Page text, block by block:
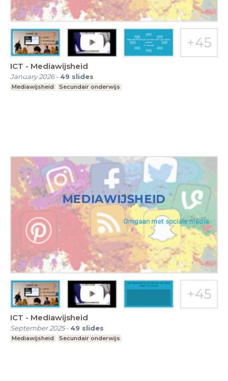
ICT - Mediawijsheid
January 2026- 49 slides
Mediawijsheid Secundair onderwijs
ICT - Mediawijsheid
September 2025- 49 slides
Mediawijsheid Secundair onderwijs